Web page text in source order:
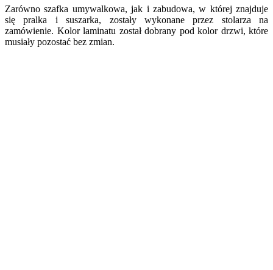
Zarówno szafka umywalkowa, jak i zabudowa, w której znajduje
się pralka i suszarka, zostały wykonane przez stolarza na
zamówienie. Kolor laminatu został dobrany pod kolor drzwi, które
musiały pozostać bez zmian.